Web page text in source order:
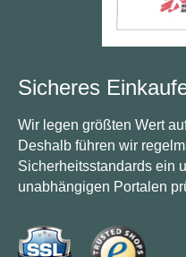
Sicheres
Wir legen größten Wert
Deshalb führen wir
Sicherheitsstandards ein
unabhängigen Portalen